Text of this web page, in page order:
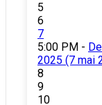
5
6
7
5:00 PM -
2025 (7 mai
8
9
10